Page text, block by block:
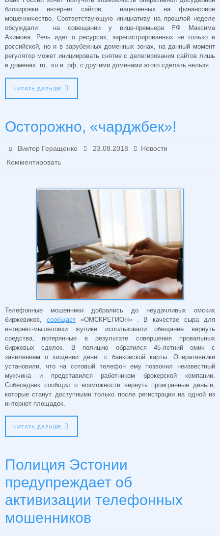
блокировки интернет сайтов, нацеленных на финансовое
мошенничество. Соответствующую инициативу на прошлой неделе
обсуждали на совещании у вице-премьера РФ Максима
Акимова. Речь идет о ресурсах, зарегистрированных не только в
российской, но и в зарубежных доменных зонах, на данный момент
регулятор может инициировать снятие с делегирования сайтов лишь
в доменах .ru, .su и .рф, с другими доменами этого сделать нельзя.
ЧИТАТЬ ДАЛЬШЕ
Осторожно, «чарджбек»!
Виктор Геращенко 23.08.2018
Новости
Комментировать
Телефонные мошенники добрались до неудачливых омских
биржевиков, сообщает«ОМСКРЕГИОН» . В качестве сыра для
интернет-мышеловки жулики использовали обещание вернуть
средства, потерянные в результате совершения провальных
биржевых сделок. В полицию обратился 45-летний омич с
заявлением о хищении денег с банковской карты. Оперативники
установили, что на сотовый телефон ему позвонил неизвестный
мужчина и представился работником брокерской компании.
Собеседник сообщил о возможности вернуть проигранные деньги,
которые станут доступными только после регистрации на одной из
интернет-площадок.
ЧИТАТЬ ДАЛЬШЕ
Полиция Эстонии
предупреждает об
активизации телефонных
мошенников